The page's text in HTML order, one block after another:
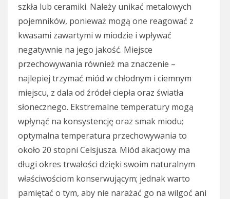
szkła lub ceramiki. Należy unikać metalowych
pojemników, ponieważ mogą one reagować z
kwasami zawartymi w miodzie i wpływać
negatywnie na jego jakość. Miejsce
przechowywania również ma znaczenie –
najlepiej trzymać miód w chłodnym i ciemnym
miejscu, z dala od źródeł ciepła oraz światła
słonecznego. Ekstremalne temperatury mogą
wpłynąć na konsystencję oraz smak miodu;
optymalna temperatura przechowywania to
około 20 stopni Celsjusza. Miód akacjowy ma
długi okres trwałości dzięki swoim naturalnym
właściwościom konserwującym; jednak warto
pamiętać o tym, aby nie narażać go na wilgoć ani